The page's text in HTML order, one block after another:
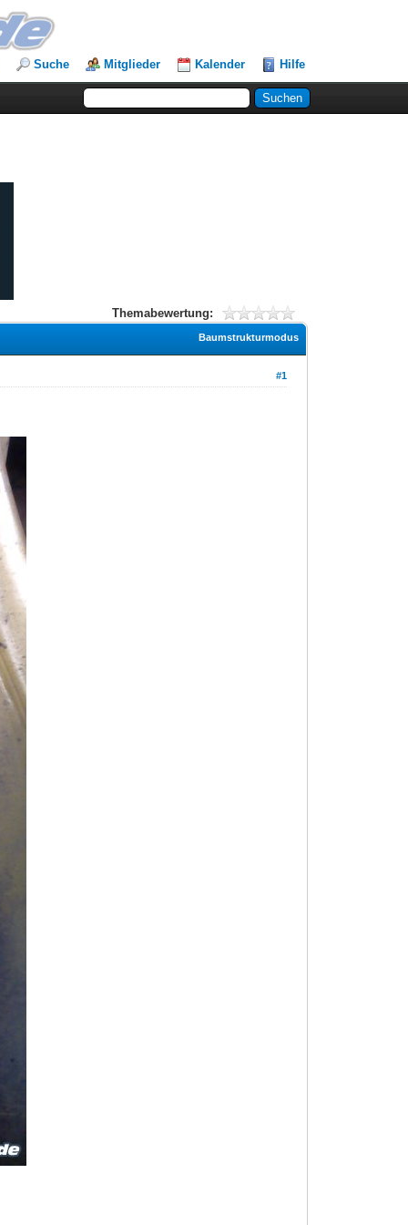
Suche Mitglieder Kalender Hilfe
Themabewertung:
Baumstrukturmodus
#1